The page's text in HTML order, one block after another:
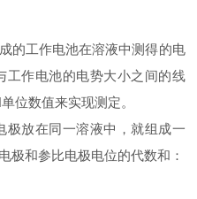
工作电池在溶液中测得的电
工作电池的电势大小之间的线
位数值来实现测定。
放在同一溶液中，就组成一
极和参比电极电位的代数和：